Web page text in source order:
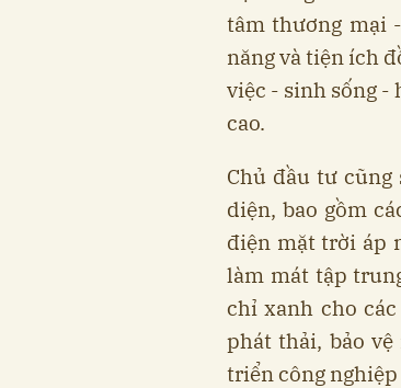
tâm thương mại
năng và tiện ích
việc - sinh sống -
cao.
Chủ đầu tư
diện, bao gồm
điện mặt trời áp
làm mát tập
chỉ xanh cho
phát thải, bảo
triển công